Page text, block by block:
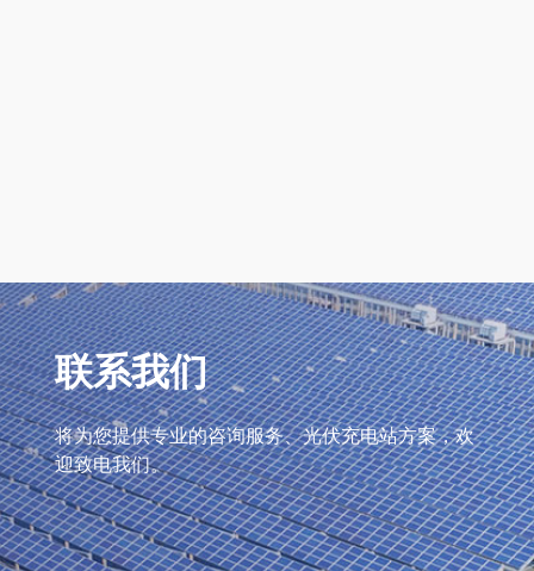
联系我们
将为您提供专业的咨询服务、光伏充电站方案，欢
迎致电我们。